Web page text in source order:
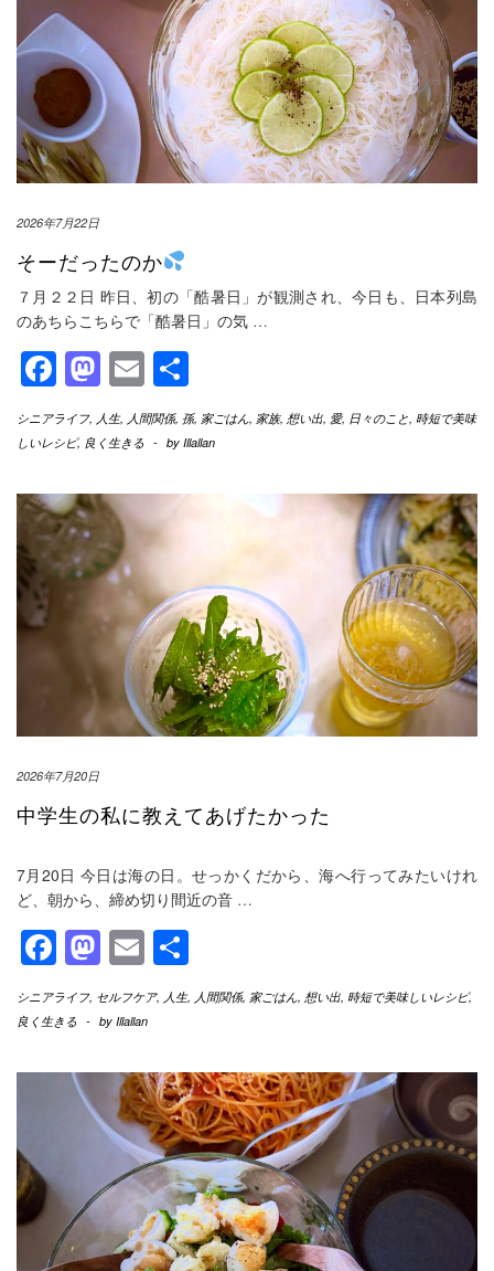
2026年7月22日
そーだったのか
７月２２日 昨日、初の「酷暑日」が観測され、今日も、日本列島
のあちらこちらで「酷暑日」の気 …
Facebook
Mastodon
Email
有
シニアライフ, 人生, 人間関係, 孫, 家ごはん, 家族, 想い出, 愛, 日々のこと, 時短で美味
しいレシピ, 良く生きる - by Illallan
2026年7月20日
中学生の私に教えてあげたかった
7月20日 今日は海の日。せっかくだから、海へ行ってみたいけれ
ど、朝から、締め切り間近の音 …
Facebook
Mastodon
Email
有
シニアライフ, セルフケア, 人生, 人間関係, 家ごはん, 想い出, 時短で美味しいレシピ,
良く生きる - by Illallan